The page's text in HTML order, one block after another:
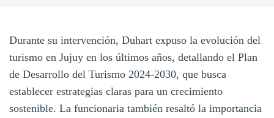
Durante su intervención, Duhart expuso la evolución del
turismo en Jujuy en los últimos años, detallando el Plan
de Desarrollo del Turismo 2024-2030, que busca
establecer estrategias claras para un crecimiento
sostenible. La funcionaria también resaltó la importancia